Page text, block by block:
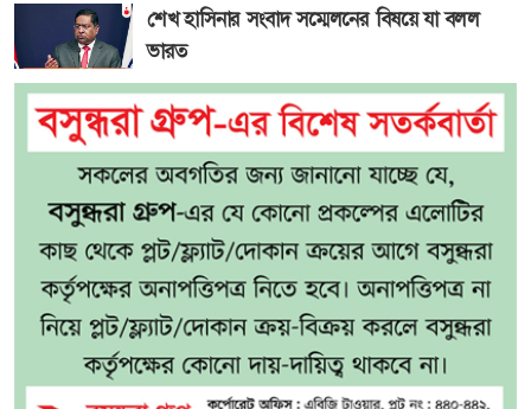
শেখ হাসিনার সংবাদ সম্মেলনের বিষয়ে যা বলল
ভারত